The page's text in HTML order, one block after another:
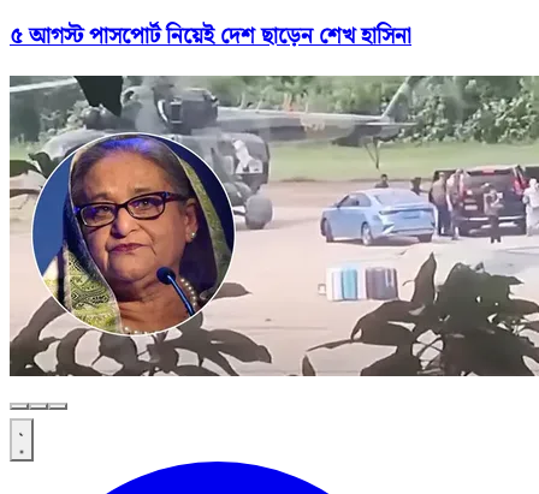
৫ আগস্ট পাসপোর্ট নিয়েই দেশ ছাড়েন শেখ হাসিনা